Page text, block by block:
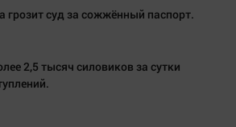
суд за сожжённый паспорт.
2,5 тысяч силовиков за сутки